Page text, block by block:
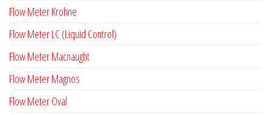
Flow Meter Krohne
Flow Meter LC (Liquid Control)
Flow Meter Macnaught
Flow Meter Magnos
Flow Meter Oval